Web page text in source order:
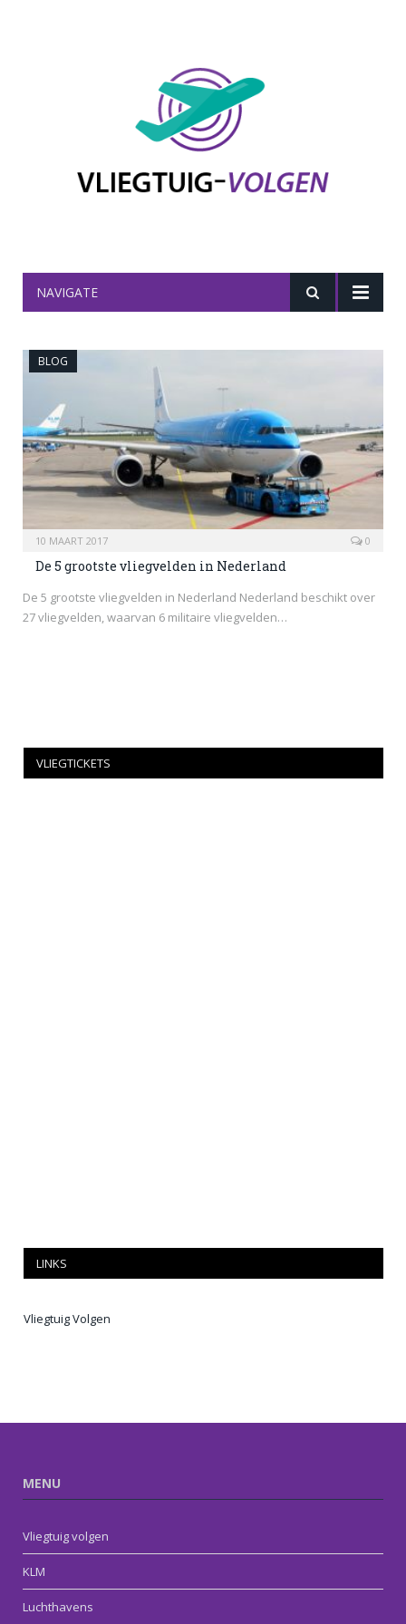
NAVIGATE
BLOG
10 MAART 2017 0
De 5 grootste vliegvelden in Nederland
De 5 grootste vliegvelden in Nederland Nederland beschikt over
27 vliegvelden, waarvan 6 militaire vliegvelden…
VLIEGTICKETS
LINKS
Vliegtuig Volgen
MENU
Vliegtuig volgen
KLM
Luchthavens